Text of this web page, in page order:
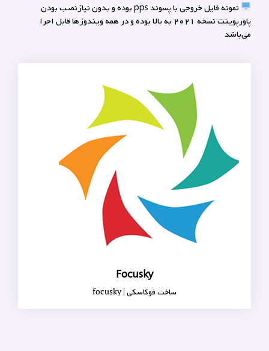
نمونه فایل خروجی با پسوند pps بوده و بدون نیازنصب بودن
پاورپوینت نسخه ۲۰۲۱ به بالا بوده و در همه ویندوزها قابل اجرا
می‌باشد
Focusky
ساخت فوکاسکی | focusky